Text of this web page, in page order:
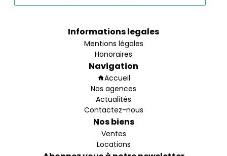
Informations legales
Mentions légales
Honoraires
Navigation
Accueil
Nos agences
Actualités
Contactez-nous
Nos biens
Ventes
Locations